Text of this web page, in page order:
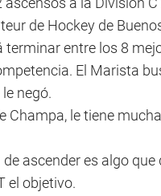
de Hockey de
entre los 8
El Marista
negó.
Champa, le tiene
ascender es algo
el objetivo.